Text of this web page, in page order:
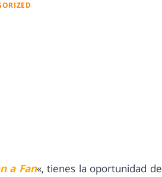
a Fan«, tienes la oportunidad